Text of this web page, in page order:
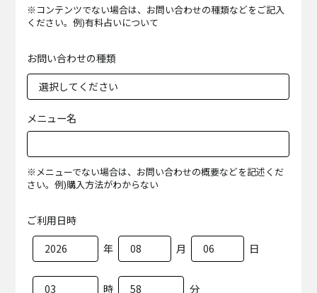
※コンテンツでない場合は、お問い合わせの種類などをご記入
ください。例)有料占いについて
お問い合わせの種類
メニュー名
※メニューでない場合は、お問い合わせの概要などを記述くだ
さい。例)購入方法がわからない
ご利用日時
年 月 日
時 分